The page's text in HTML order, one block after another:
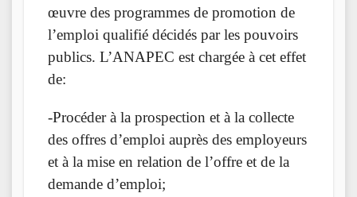
œuvre des programmes de promotion de
l’emploi qualifié décidés par les pouvoirs
publics. L’ANAPEC est chargée à cet effet
de:
-Procéder à la prospection et à la collecte
des offres d’emploi auprès des employeurs
et à la mise en relation de l’offre et de la
demande d’emploi;